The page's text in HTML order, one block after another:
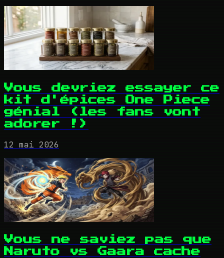
Vous devriez essayer ce
kit d'épices One Piece
génial (les fans vont
adorer !)
12 mai 2026
Vous ne saviez pas que
Naruto vs Gaara cache